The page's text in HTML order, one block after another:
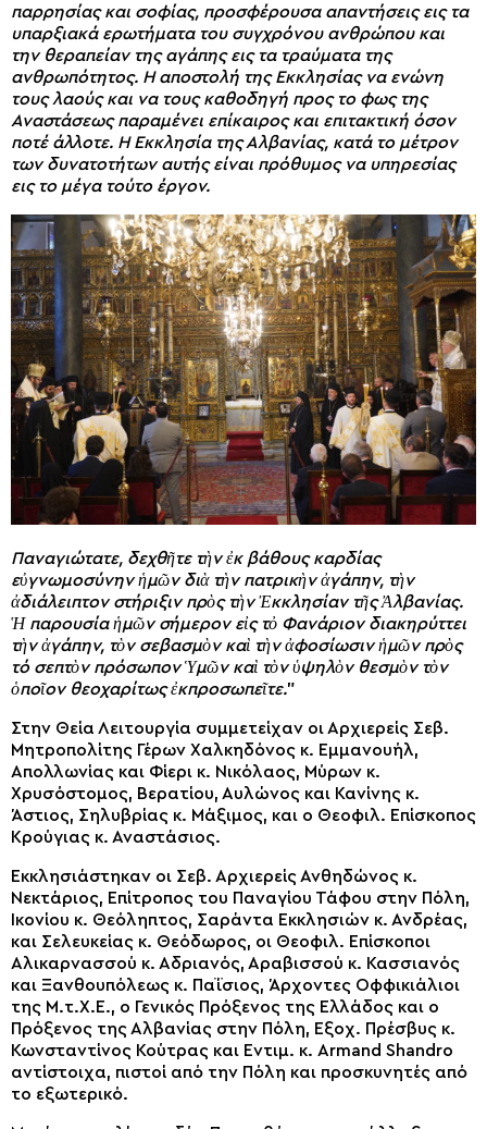
παρρησίας και σοφίας, προσφέρουσα απαντήσεις εις τα
υπαρξιακά ερωτήματα του συγχρόνου ανθρώπου και
την θεραπείαν της αγάπης εις τα τραύματα της
ανθρωπότητος. Η αποστολή της Εκκλησίας να ενώνη
τους λαούς και να τους καθοδηγή προς το φως της
Αναστάσεως παραμένει επίκαιρος και επιτακτική όσον
ποτέ άλλοτε. Η Εκκλησία της Αλβανίας, κατά το μέτρον
των δυνατοτήτων αυτής είναι πρόθυμος να υπηρεσίας
εις το μέγα τούτο έργον.
Παναγιώτατε, δεχθῆτε τὴν ἐκ βάθους καρδίας
εὐγνωμοσύνην ἡμῶν διὰ τὴν πατρικὴν ἀγάπην, τὴν
ἀδιάλειπτον στήριξιν πρὸς τὴν Ἐκκλησίαν τῆς Ἀλβανίας.
Ἡ παρουσία ἡμῶν σήμερον εἰς τὀ Φανάριον διακηρύττει
τὴν ἀγάπην, τὸν σεβασμὸν καὶ τὴν ἀφοσίωσιν ἡμῶν πρὸς
τό σεπτὸν πρόσωπον Ὑμῶν καὶ τὸν ὑψηλὸν θεσμὸν τὸν
ὁποῖον θεοχαρίτως ἐκπροσωπεῖτε.”
Στην Θεία Λειτουργία συμμετείχαν οι Αρχιερείς Σεβ.
Μητροπολίτης Γέρων Χαλκηδόνος κ. Εμμανουήλ,
Απολλωνίας και Φίερι κ. Νικόλαος, Μύρων κ.
Χρυσόστομος, Βερατίου, Αυλώνος και Κανίνης κ.
Άστιος, Σηλυβρίας κ. Μάξιμος, και ο Θεοφιλ. Επίσκοπος
Κρούγιας κ. Αναστάσιος.
Εκκλησιάστηκαν οι Σεβ. Αρχιερείς Ανθηδώνος κ.
Νεκτάριος, Επίτροπος του Παναγίου Τάφου στην Πόλη,
Ικονίου κ. Θεόληπτος, Σαράντα Εκκλησιών κ. Ανδρέας,
και Σελευκείας κ. Θεόδωρος, οι Θεοφιλ. Επίσκοποι
Αλικαρνασσού κ. Αδριανός, Αραβισσού κ. Κασσιανός
και Ξανθουπόλεως κ. Παΐσιος, Άρχοντες Οφφικιάλιοι
της Μ.τ.Χ.Ε., ο Γενικός Πρόξενος της Ελλάδος και ο
Πρόξενος της Αλβανίας στην Πόλη, Εξοχ. Πρέσβυς κ.
Κωνσταντίνος Κούτρας και Εντιμ. κ. Armand Shandro
αντίστοιχα, πιστοί από την Πόλη και προσκυνητές από
το εξωτερικό.